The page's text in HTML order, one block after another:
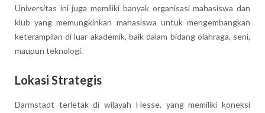
Universitas ini juga memiliki banyak organisasi mahasiswa dan
klub yang memungkinkan mahasiswa untuk mengembangkan
keterampilan di luar akademik, baik dalam bidang olahraga, seni,
maupun teknologi.
Lokasi Strategis
Darmstadt terletak di wilayah Hesse, yang memiliki koneksi